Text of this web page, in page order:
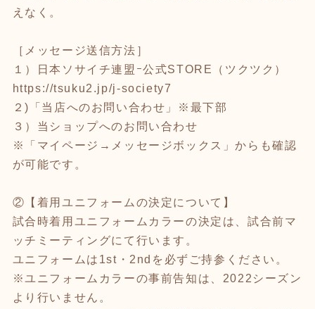
えなく。
［メッセージ送信方法］
１）日本ソサイチ連盟ｰ公式STORE（ツクツク）
https://tsuku2.jp/j-society7
２)「当店へのお問い合わせ」※最下部
３）当ショップへのお問い合わせ
※「マイページ→メッセージボックス」からも確認
が可能です。
②【着用ユニフォームの決定について】
試合時着用ユニフォームカラーの決定は、試合前マ
ッチミーティングにて行います。
ユニフォームは1st・2ndを必ずご持参ください。
※ユニフォームカラーの事前告知は、2022シーズン
より行いません。